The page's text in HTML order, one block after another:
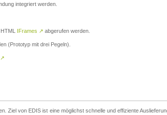
integriert werden.
IFrames ↗ abgerufen werden.
(Prototyp mit drei Pegeln).
↗
Ziel von EDIS ist eine möglichst schnelle und effiziente